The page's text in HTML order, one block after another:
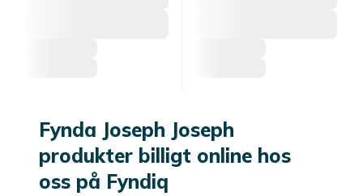
Fynda Joseph Joseph
produkter billigt online hos
oss på Fyndiq